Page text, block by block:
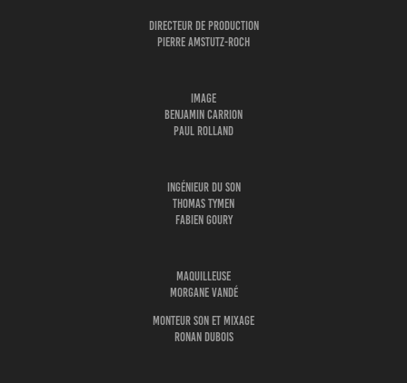
Directeur de Production
Pierre Amstutz-Roch
Image
Benjamin Carrion
Paul Rolland
Ingénieur du Son
Thomas Tymen
Fabien Goury
Maquilleuse
Morgane Vandé
Monteur son et mixage
Ronan Dubois